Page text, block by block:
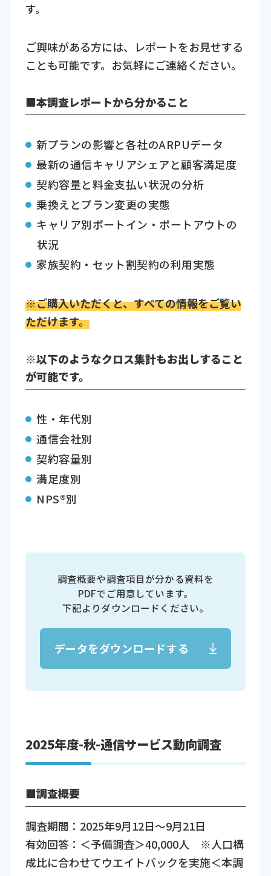
す。
ご興味がある方には、レポートをお見せする
ことも可能です。お気軽にご連絡ください。
■本調査レポートから分かること
新プランの影響と各社のARPUデータ
最新の通信キャリアシェアと顧客満足度
契約容量と料金支払い状況の分析
乗換えとプラン変更の実態
キャリア別ポートイン・ポートアウトの
状況
家族契約・セット割契約の利用実態
※ご購入いただくと、すべての情報をご覧い
ただけます。
※以下のようなクロス集計もお出しすること
が可能です。
性・年代別
通信会社別
契約容量別
満足度別
NPS®別
調査概要や調査項目が分かる資料を
PDFでご用意しています。
下記よりダウンロードください。
データをダウンロードする
2025年度-秋-通信サービス動向調査
■調査概要
調査期間：2025年9月12日～9月21日
有効回答：＜予備調査＞40,000人 ※人口構
成比に合わせてウエイトバックを実施＜本調